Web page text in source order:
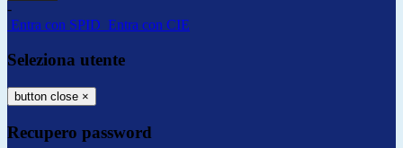
-
Entra con SPID Entra con CIE
Seleziona utente
button close ×
Recupero password